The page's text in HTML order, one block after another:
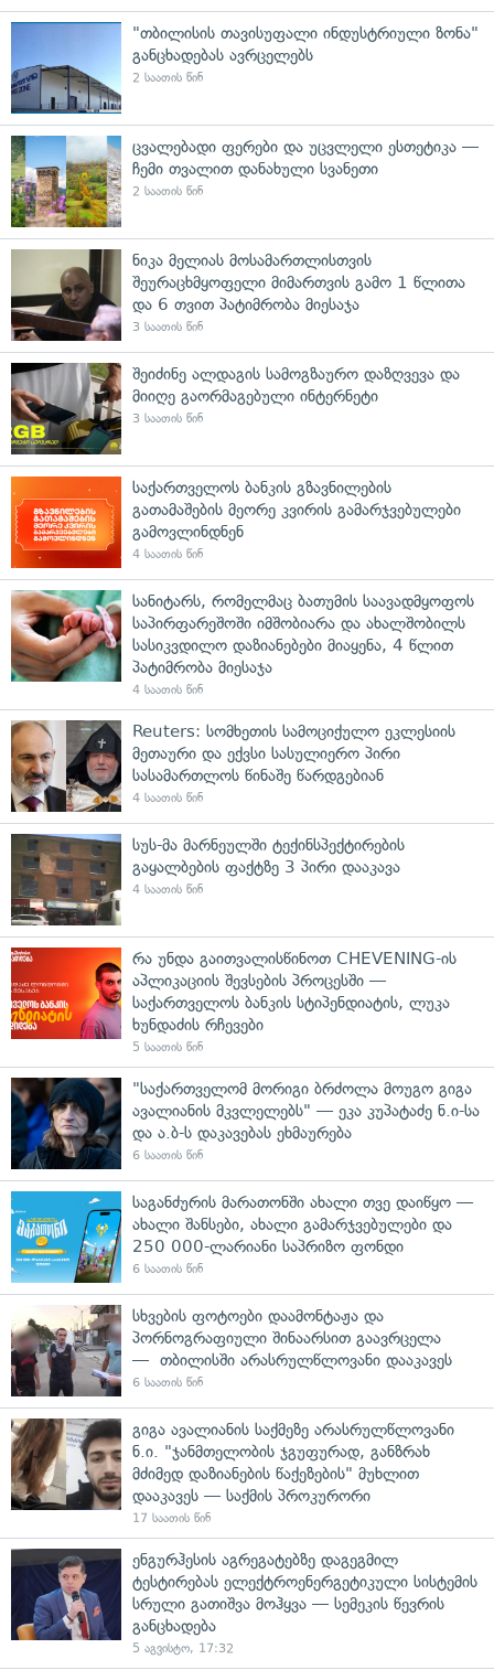
"თბილისის თავისუფალი ინდუსტრიული ზონა"
განცხადებას ავრცელებს
2 საათის წინ
ცვალებადი ფერები და უცვლელი ესთეტიკა —
ჩემი თვალით დანახული სვანეთი
2 საათის წინ
ნიკა მელიას მოსამართლისთვის
შეურაცხმყოფელი მიმართვის გამო 1 წლითა
და 6 თვით პატიმრობა მიესაჯა
3 საათის წინ
შეიძინე ალდაგის სამოგზაურო დაზღვევა და
მიიღე გაორმაგებული ინტერნეტი
3 საათის წინ
საქართველოს ბანკის გზავნილების
გათამაშების მეორე კვირის გამარჯვებულები
გამოვლინდნენ
4 საათის წინ
სანიტარს, რომელმაც ბათუმის საავადმყოფოს
საპირფარეშოში იმშობიარა და ახალშობილს
სასიკვდილო დაზიანებები მიაყენა, 4 წლით
პატიმრობა მიესაჯა
4 საათის წინ
Reuters: სომხეთის სამოციქულო ეკლესიის
მეთაური და ექვსი სასულიერო პირი
სასამართლოს წინაშე წარდგებიან
4 საათის წინ
სუს-მა მარნეულში ტექინსპექტირების
გაყალბების ფაქტზე 3 პირი დააკავა
4 საათის წინ
რა უნდა გაითვალისწინოთ CHEVENING-ის
აპლიკაციის შევსების პროცესში —
საქართველოს ბანკის სტიპენდიატის, ლუკა
ხუნდაძის რჩევები
5 საათის წინ
"საქართველომ მორიგი ბრძოლა მოუგო გიგა
ავალიანის მკვლელებს" — ეკა კუპატაძე ნ.ი-სა
და ა.ბ-ს დაკავებას ეხმაურება
6 საათის წინ
საგანძურის მარათონში ახალი თვე დაიწყო —
ახალი შანსები, ახალი გამარჯვებულები და
250 000-ლარიანი საპრიზო ფონდი
6 საათის წინ
სხვების ფოტოები დაამონტაჟა და
პორნოგრაფიული შინაარსით გაავრცელა
— თბილისში არასრულწლოვანი დააკავეს
6 საათის წინ
გიგა ავალიანის საქმეზე არასრულწლოვანი
ნ.ი. "ჯანმთელობის ჯგუფურად, განზრახ
მძიმედ დაზიანების წაქეზების" მუხლით
დააკავეს — საქმის პროკურორი
17 საათის წინ
ენგურჰესის აგრეგატებზე დაგეგმილ
ტესტირებას ელექტროენერგეტიკული სისტემის
სრული გათიშვა მოჰყვა — სემეკის წევრის
განცხადება
5 აგვისტო, 17:32